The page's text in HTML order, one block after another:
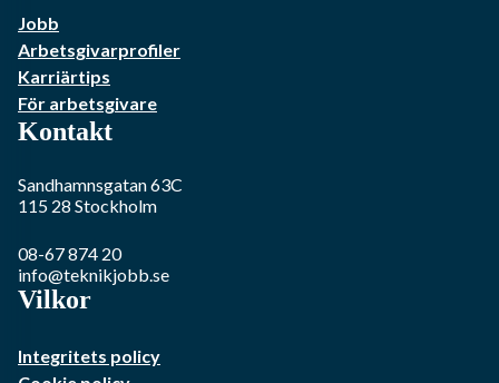
Jobb
Arbetsgivarprofiler
Karriärtips
För arbetsgivare
Kontakt
Sandhamnsgatan 63C
115 28 Stockholm
08-67 874 20
info@teknikjobb.se
Vilkor
Integritets policy